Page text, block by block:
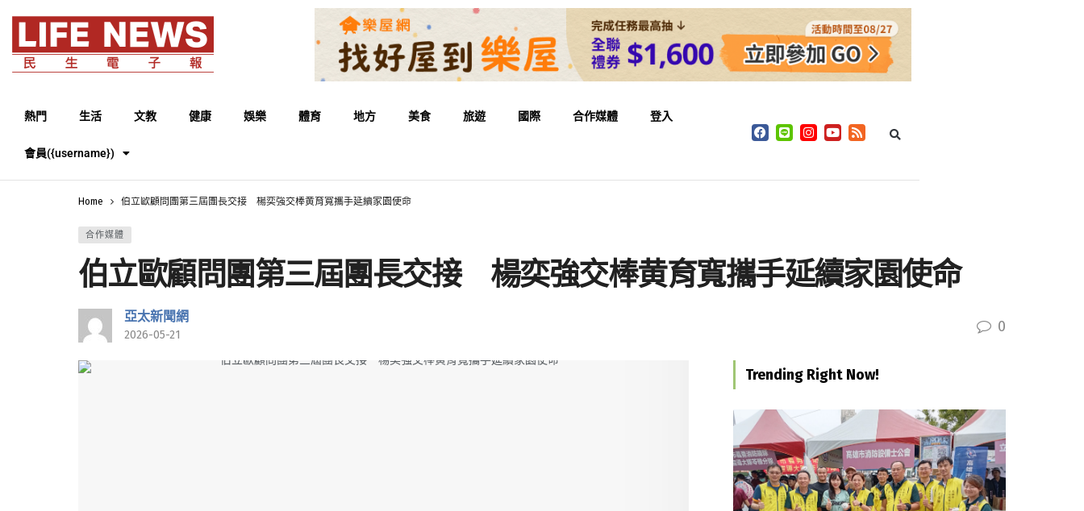
熱門 生活 文教 健康 娛樂 體育 地方 美食 旅遊 國際 合作媒體 登入
會員({username})
Home 伯立歐顧問團第三屆團長交接 楊奕強交棒黄育寬攜手延續家園使命
合作媒體
伯立歐顧問團第三屆團長交接 楊奕強交棒黄育寬攜手延續家園使命
亞太新聞網
2026-05-21 0
Trending Right Now!